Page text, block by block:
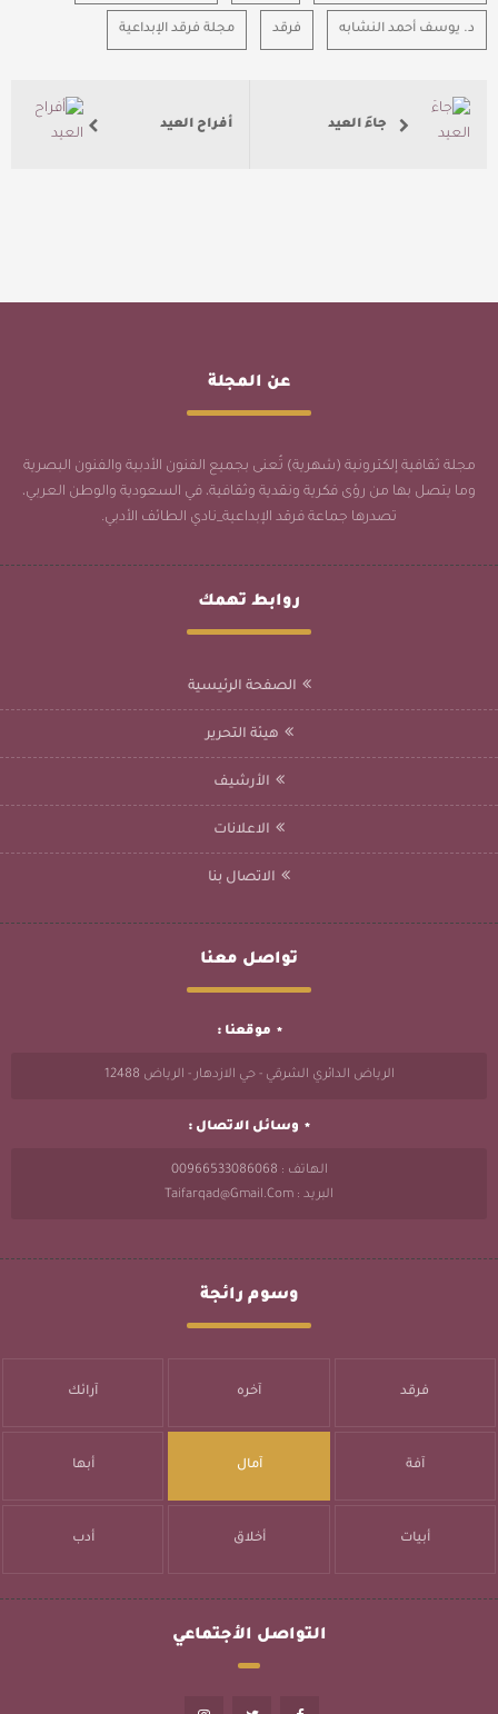
د. يوسف أحمد النشابه فرقد مجلة فرقد الإبداعية
جاءَ العيد أفراح العيد
عن المجلة
مجلة ثقافية إلكترونية (شهرية) تُعنى بجميع الفنون الأدبية والفنون البصرية
وما يتصل بها من رؤى فكرية ونقدية وثقافية، في السعودية والوطن العربي،
تصدرها جماعة فرقد الإبداعية_نادي الطائف الأدبي.
روابط تهمك
الصفحة الرئيسية
هيئة التحرير
الأرشيف
الاعلانات
الاتصال بنا
تواصل معنا
موقعنا :
الرياض الدائري الشرقي - حي الازدهار - الرياض 12488
وسائل الاتصال :
الهاتف : 00966533086068
البريد : Taifarqad@gmail.com
وسوم رائجة
فرقد آخره آرائك
آفة آمال أبها
أبيات أخلاق أدب
التواصل الأجتماعي